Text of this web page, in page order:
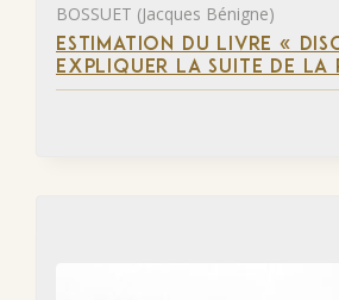
BOSSUET (Jacques Bénigne)
ESTIMATION DU LIVRE «
EXPLIQUER LA SUITE DE LA